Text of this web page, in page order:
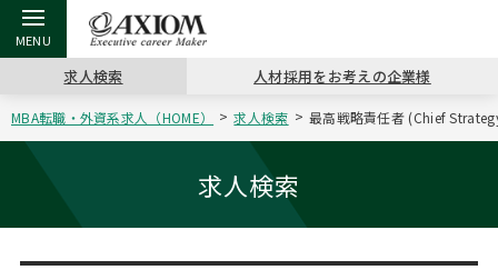
戻る
アクシアムの特長
戻る
コンサ
サービス案内
戻る
キャリ
戻る
キャリア支援 TOP
キャリアデザイン講座
（最新求人市場動向）
戻る
MBAの
戻る
日本か
戻る
転職ツール TOP
英文レジュメの書き方
戻る
パワー
戻る
転職コラム TOP
“展”職相談室
戻る
イベント・セミナー TOP
ジョブフェア
戻る
会社概要 TOP
沿革
求人検索 人材採用をお考えの企業様
MBA転職・外資系求人（HOME） 求人検索 最高戦略責任者 (Chief
求人検索